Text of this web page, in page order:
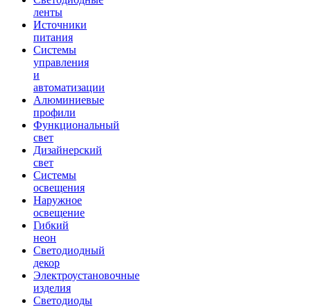
ленты
Источники
питания
Системы
управления
и
автоматизации
Алюминиевые
профили
Функциональный
свет
Дизайнерский
свет
Системы
освещения
Наружное
освещение
Гибкий
неон
Светодиодный
декор
Электроустановочные
изделия
Светодиоды